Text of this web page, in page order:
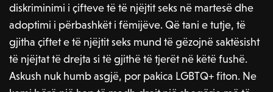
diskriminimi i çifteve të të njëjtit seks në martesë dhe
adoptimi i përbashkët i fëmijëve. Që tani e tutje, të
gjitha çiftet e të njëjtit seks mund të gëzojnë saktësisht
të njëjtat të drejta si të gjithë të tjerët në këtë fushë.
Askush nuk humb asgjë, por pakica LGBTQ+ fiton. Ne